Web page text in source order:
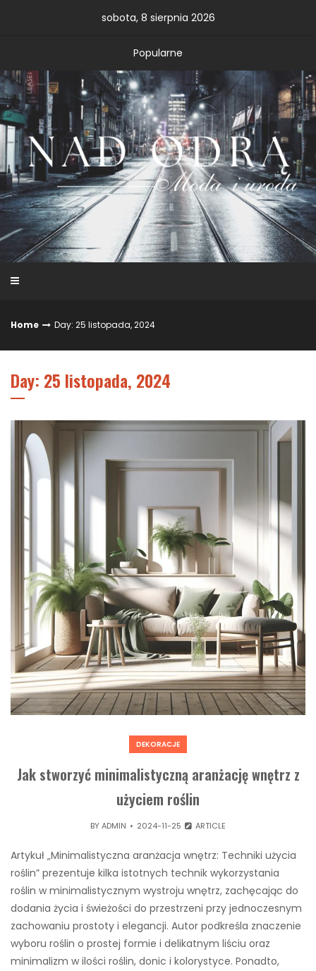
sobota, 8 sierpnia 2026
Popularne
Home Day: 25 listopada, 2024
Day: 25 listopada, 2024
DEKORACJE
Jak stworzyć minimalistyczną aranżację wnętrz z
użyciem roślin
BYADMIN 2024-11-25 ARTICLE
Artykuł „Minimalistyczna aranżacja wnętrz: Techniki użycia
roślin” prezentuje kilka istotnych technik wykorzystania
roślin w minimalistycznym wystroju wnętrz, zachęcając do
dodania życia i świeżości do przestrzeni przy jednoczesnym
zachowaniu prostoty i elegancji. Autor podkreśla znaczenie
wyboru roślin o prostej formie i delikatnym liściu oraz
minimalizm w ilości roślin, donic i kolorystyce. Ponadto,